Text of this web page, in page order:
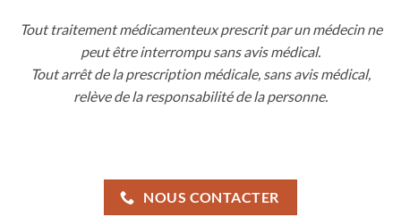
Tout traitement médicamenteux prescrit par un médecin ne
peut être interrompu sans avis médical.
Tout arrêt de la prescription médicale, sans avis médical,
relève de la responsabilité de la personne.
NOUS CONTACTER